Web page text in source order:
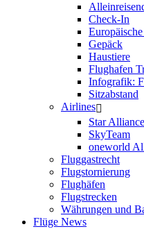
Check-In
Gepäck
Haustiere
Flughafen
Infografik:
Sitzabstand
Airlines
Star Alliance
SkyTeam
oneworld
Fluggastrecht
Flugstornierung
Flughäfen
Flugstrecken
Währungen und
Flüge News